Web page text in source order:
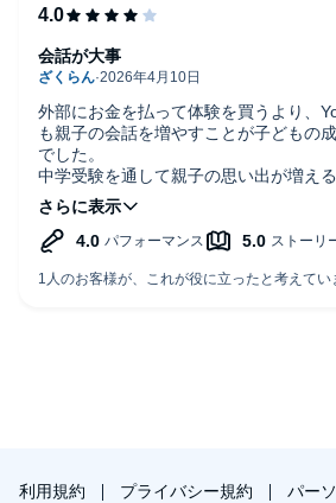
外部にお金を払って体験を買うより、
も親子の会話を増やすことが子どもの
でした。
中学受験を通して親子の思い出が増える
具体的な共有できる目標がある生活っ
の前で夫婦の悪口は言わない家庭、基
会話が大事
利用規約 プライバシー規約 パー